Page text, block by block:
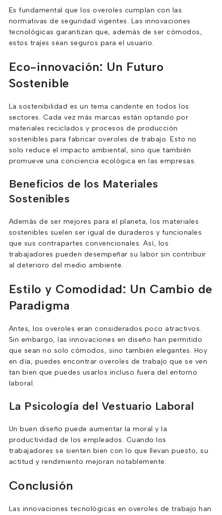
Es fundamental que los overoles cumplan con las
normativas de seguridad vigentes. Las innovaciones
tecnológicas garantizan que, además de ser cómodos,
estos trajes sean seguros para el usuario.
Eco-innovación: Un Futuro
Sostenible
La sostenibilidad es un tema candente en todos los
sectores. Cada vez más marcas están optando por
materiales reciclados y procesos de producción
sostenibles para fabricar overoles de trabajo. Esto no
solo reduce el impacto ambiental, sino que también
promueve una conciencia ecológica en las empresas.
Beneficios de los Materiales
Sostenibles
Además de ser mejores para el planeta, los materiales
sostenibles suelen ser igual de duraderos y funcionales
que sus contrapartes convencionales. Así, los
trabajadores pueden desempeñar su labor sin contribuir
al deterioro del medio ambiente.
Estilo y Comodidad: Un Cambio de
Paradigma
Antes, los overoles eran considerados poco atractivos.
Sin embargo, las innovaciones en diseño han permitido
que sean no solo cómodos, sino también elegantes. Hoy
en día, puedes encontrar overoles de trabajo que se ven
tan bien que puedes usarlos incluso fuera del entorno
laboral.
La Psicología del Vestuario Laboral
Un buen diseño puede aumentar la moral y la
productividad de los empleados. Cuando los
trabajadores se sienten bien con lo que llevan puesto, su
actitud y rendimiento mejoran notablemente.
Conclusión
Las innovaciones tecnológicas en overoles de trabajo han